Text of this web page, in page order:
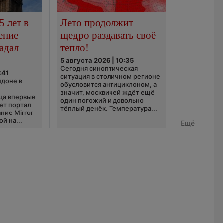
лет в
в
впервые
портал
Mirror
на...
Лето продолжит
щедро раздавать своё
тепло!
5 августа 2026 | 10:35
Сегодня синоптическая
ситуация в столичном регионе
обусловится антициклоном, а
значит, москвичей ждёт ещё
один погожий и довольно
тёплый денёк. Температура...
Ещё